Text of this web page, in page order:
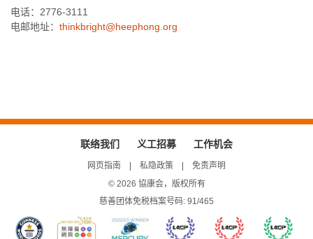
电话：2776-3111
电邮地址： thinkbright@heephong.org
联络我们 义工招募 工作机会
网页指南 私隐政策
免责声明
© 2026 協康会，版权所有
慈善团体免税档案号码: 91/465